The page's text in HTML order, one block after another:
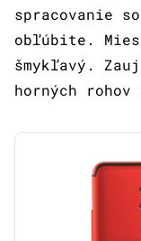
spracovanie
obľúbite.
šmykľavý.
horných